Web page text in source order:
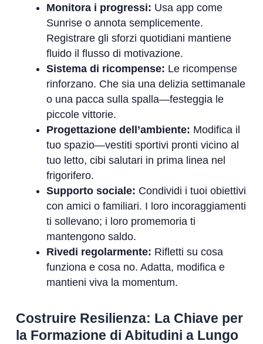
Monitora i progressi: Usa app come
Sunrise o annota semplicemente.
Registrare gli sforzi quotidiani mantiene
fluido il flusso di motivazione.
Sistema di ricompense: Le ricompense
rinforzano. Che sia una delizia settimanale
o una pacca sulla spalla—festeggia le
piccole vittorie.
Progettazione dell’ambiente: Modifica il
tuo spazio—vestiti sportivi pronti vicino al
tuo letto, cibi salutari in prima linea nel
frigorifero.
Supporto sociale: Condividi i tuoi obiettivi
con amici o familiari. I loro incoraggiamenti
ti sollevano; i loro promemoria ti
mantengono saldo.
Rivedi regolarmente: Rifletti su cosa
funziona e cosa no. Adatta, modifica e
mantieni viva la momentum.
Costruire Resilienza: La Chiave per
la Formazione di Abitudini a Lungo